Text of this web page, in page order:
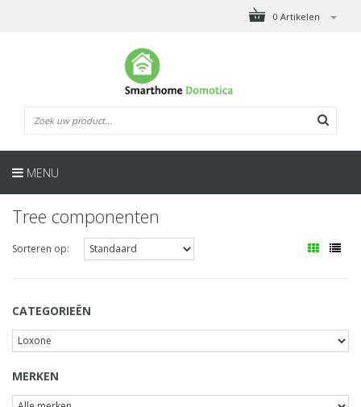
0 Artikelen
MENU
Tree componenten
Sorteren op:
CATEGORIEËN
MERKEN